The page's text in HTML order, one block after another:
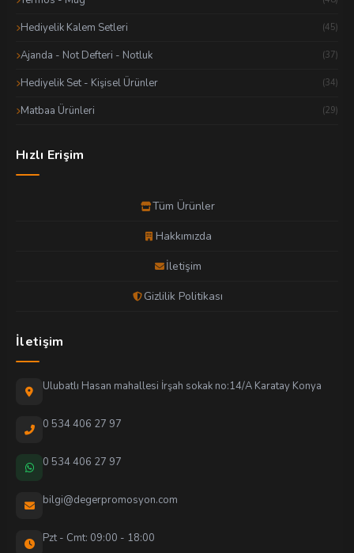
Hediyelik Kalem Setleri (45)
Ajanda - Not Defteri - Notluk (37)
Hediyelik Set - Kişisel Ürünler (34)
Matbaa Ürünleri (29)
Hızlı Erişim
Tüm Ürünler
Hakkımızda
İletişim
Gizlilik Politikası
İletişim
Ulubatlı Hasan mahallesi İrşah sokak no:14/A Karatay Konya
0 534 406 27 97
0 534 406 27 97
bilgi@degerpromosyon.com
Pzt - Cmt: 09:00 - 18:00